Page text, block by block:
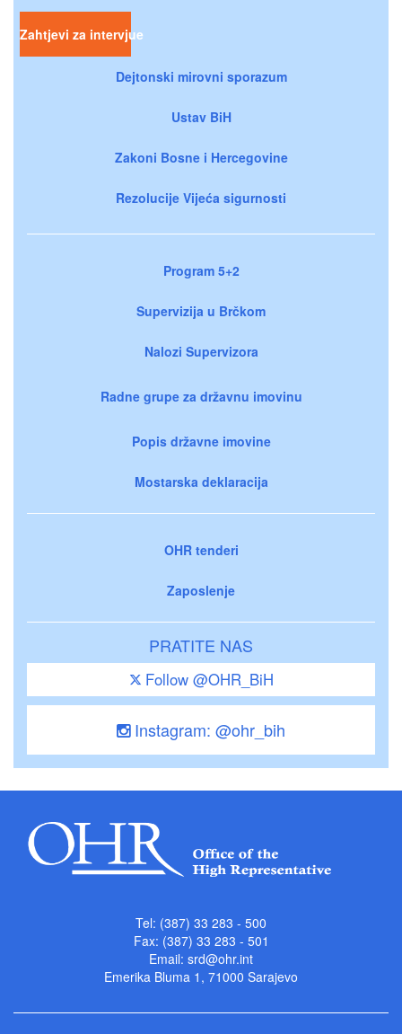
Zahtjevi za intervjue
Dejtonski mirovni sporazum
Ustav BiH
Zakoni Bosne i Hercegovine
Rezolucije Vijeća sigurnosti
Program 5+2
Supervizija u Brčkom
Nalozi Supervizora
Radne grupe za državnu imovinu
Popis državne imovine
Mostarska deklaracija
OHR tenderi
Zaposlenje
PRATITE NAS
Follow @OHR_BiH
Instagram: @ohr_bih
Tel: (387) 33 283 - 500
Fax: (387) 33 283 - 501
Email: srd@ohr.int
Emerika Bluma 1, 71000 Sarajevo